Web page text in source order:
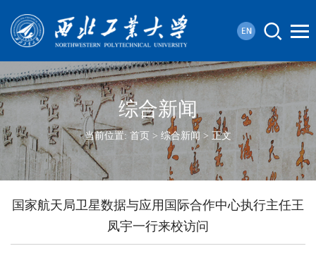
综合新闻
当前位置: 首页 > 综合新闻 > 正文
国家航天局卫星数据与应用国际合作中心执行主任王
凤宇一行来校访问